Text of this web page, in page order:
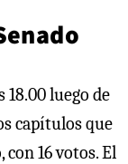
18.00 luego de
capítulos que
16 votos. El